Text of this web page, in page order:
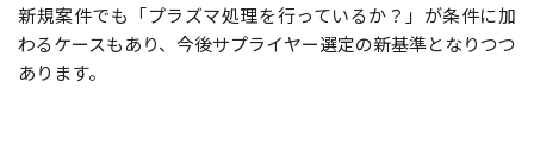
新規案件でも「プラズマ処理を行っているか？」が条件に加
わるケースもあり、今後サプライヤー選定の新基準となりつつ
あります。